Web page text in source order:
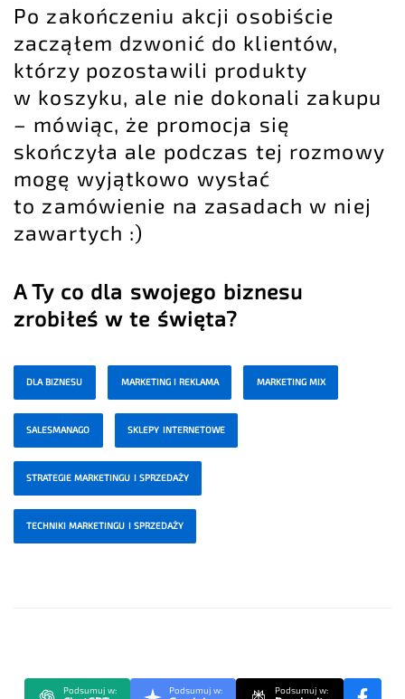
Po zakończeniu akcji osobiście
zacząłem dzwonić do klientów,
którzy pozostawili produkty
w koszyku, ale nie dokonali zakupu
– mówiąc, że promocja się
skończyła ale podczas tej rozmowy
mogę wyjątkowo wysłać
to zamówienie na zasadach w niej
zawartych :)
A Ty co dla swojego biznesu
zrobiłeś w te święta?
DLA BIZNESU MARKETING I REKLAMA MARKETING MIX
SALESMANAGO SKLEPY INTERNETOWE
STRATEGIE MARKETINGU I SPRZEDAŻY
TECHNIKI MARKETINGU I SPRZEDAŻY
Podsumuj w: Podsumuj w: Podsumuj w: